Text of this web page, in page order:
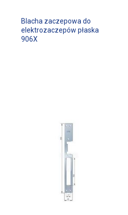
Blacha zaczepowa do
elektrozaczepów płaska
906X